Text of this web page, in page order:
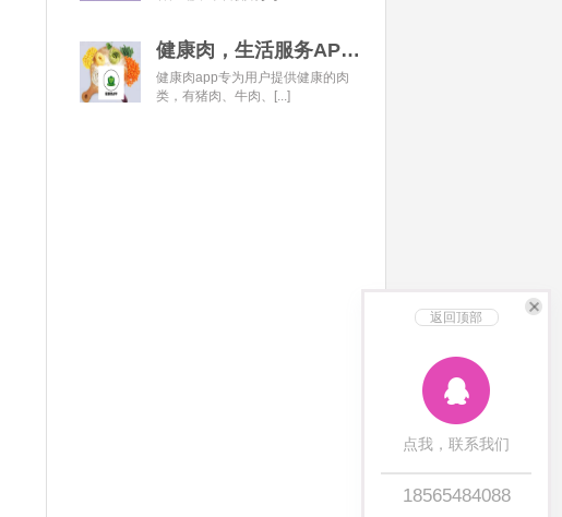
返回顶部
点我，联系我们
18565484088
健康肉，生活服务APP开发经典案例
健康肉app专为用户提供健康的肉
类，有猪肉、牛肉、[...]